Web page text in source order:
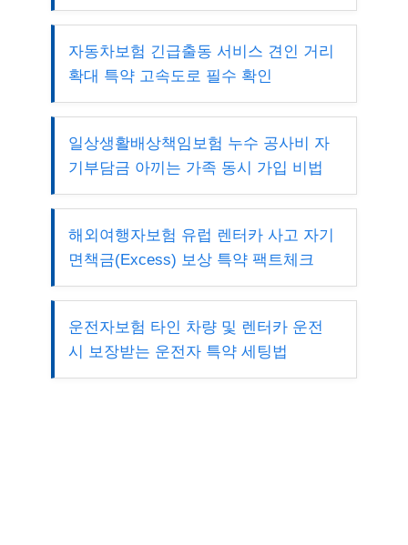
자동차보험 긴급출동 서비스 견인 거리
확대 특약 고속도로 필수 확인
일상생활배상책임보험 누수 공사비 자
기부담금 아끼는 가족 동시 가입 비법
해외여행자보험 유럽 렌터카 사고 자기
면책금(Excess) 보상 특약 팩트체크
운전자보험 타인 차량 및 렌터카 운전
시 보장받는 운전자 특약 세팅법